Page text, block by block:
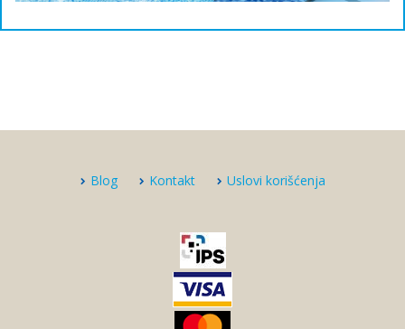
Blog Kontakt Uslovi korišćenja